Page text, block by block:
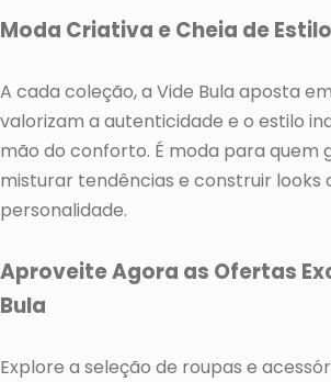
Moda Criativa e Cheia de Estilo
A cada coleção, a Vide Bula aposta
valorizam a autenticidade e o estilo
mão do conforto. É moda para quem
misturar tendências e construir looks
personalidade.
Aproveite Agora as Ofertas
Bula
Explore a seleção de roupas e